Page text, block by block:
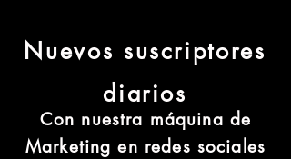
Nuevos suscriptores
diarios
Con nuestra máquina de
Marketing en redes sociales